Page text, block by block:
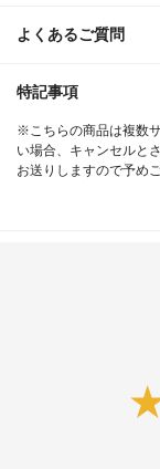
よくあるご質問
特記事項
※こちらの商品は複数
い場合、キャンセルと
お送りしますので予め